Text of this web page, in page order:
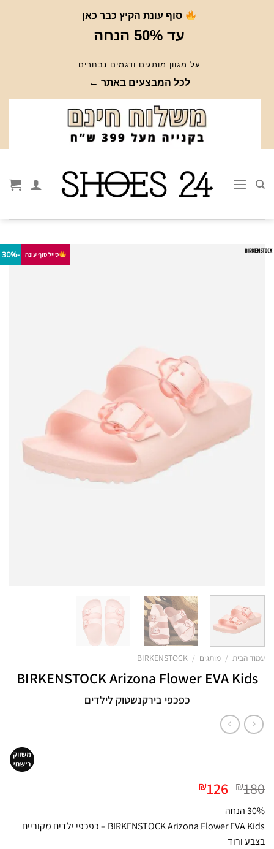
סוף עונת הקיץ כבר כאן
עד 50% הנחה
על מגוון מותגים ודגמים נבחרים
לכל המבצעים באתר ←
סייל סוף עונה -30%
עמוד הבית / מותגים /
BIRKENSTOCK
BIRKENSTOCK Arizona Flower EVA Kids
כפכפי בירקנשטוק לילדים
₪180 המחיר
היה:
₪180.
₪126
₪126.
30% הנחה
BIRKENSTOCK Arizona Flower EVA Kids – כפכפי ילדים מקוריים
בצבע ורוד